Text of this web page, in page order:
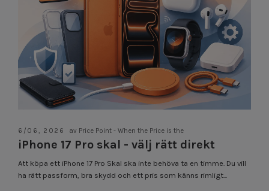
6/06, 2026 av Price Point - When the Price is the
iPhone 17 Pro skal - välj rätt direkt
Att köpa ett iPhone 17 Pro Skal ska inte behöva ta en timme. Du vill
ha rätt passform, bra skydd och ett pris som känns rimligt...